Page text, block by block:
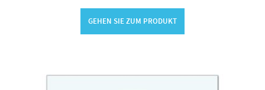
GEHEN SIE ZUM PRODUKT